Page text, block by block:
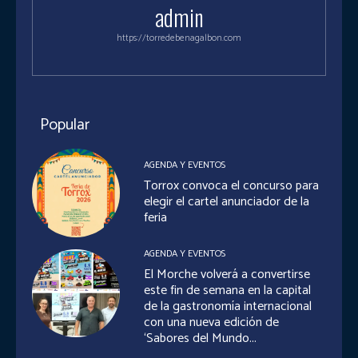
admin
https://torredebenagalbon.com
Popular
AGENDA Y EVENTOS
Torrox convoca el concurso para
elegir el cartel anunciador de la
feria
AGENDA Y EVENTOS
El Morche volverá a convertirse
este fin de semana en la capital
de la gastronomía internacional
con una nueva edición de
‘Sabores del Mundo...